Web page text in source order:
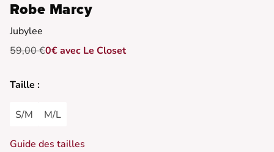
Robe Marcy
Jubylee
59,00 €0€ avec Le Closet
Taille :
S/M M/L
Guide des tailles